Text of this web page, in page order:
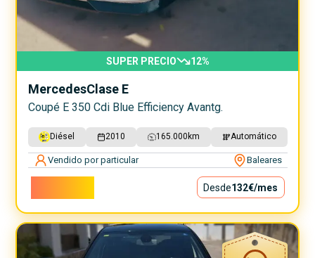
SUPER PRECIO 12%
MercedesClase E
Coupé E 350 Cdi Blue Efficiency Avantg.
Diésel 2010 165.000 km Automático
Vendido por particular Baleares
Desde132€/mes